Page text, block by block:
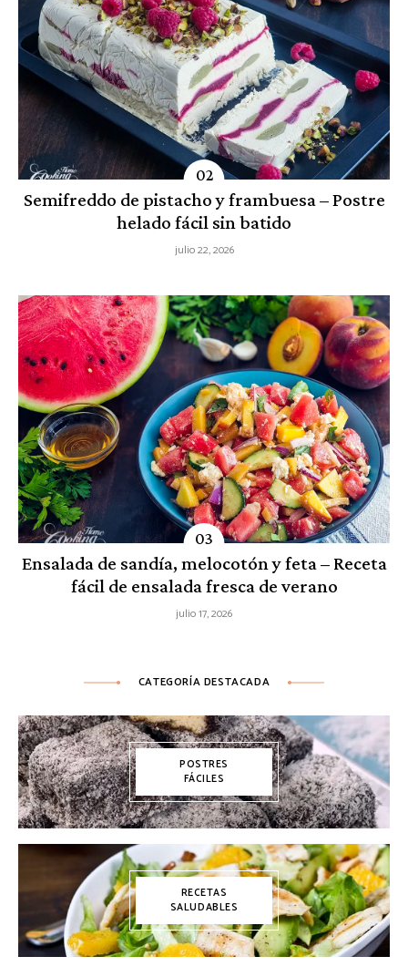
Semifreddo de pistacho y frambuesa – Postre
helado fácil sin batido
julio 22, 2026
Ensalada de sandía, melocotón y feta – Receta
fácil de ensalada fresca de verano
julio 17, 2026
CATEGORÍA DESTACADA
POSTRES
FÁCILES
RECETAS
SALUDABLES